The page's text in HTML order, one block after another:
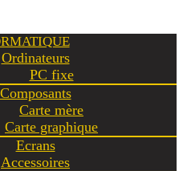
Ordinateurs
PC fixe
Composants
Carte mère
Carte graphique
Ecrans
Accessoires